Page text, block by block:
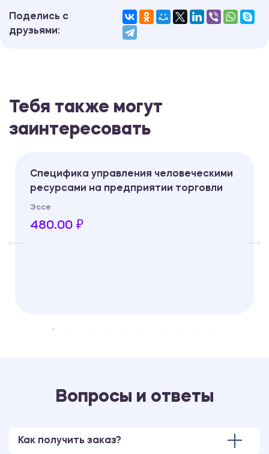
Поделись с
друзьями:
Тебя также могут
заинтересовать
Специфика управления человеческими
ресурсами на предприятии торговли
Эссе
480.00 ₽
Вопросы и ответы
Как получить заказ?